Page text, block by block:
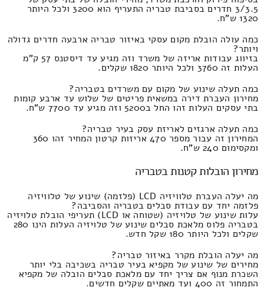
3/3.5 חדרים בסביבת טבריה התעריף הוא 3200 ולכל היותר
1320 ש"ח.
כמה עולה הובלת מקום עסקי באיזור טבריה ארבעה חדרים גדולה
ויותר?
בזיווג עבודות אריזה של משרד וזה מגיע עד דיסטנס 57 ק"מ
העלות זה 3760 ולכל היותר 1820 שקלים.
כמה תעלה שינוע של מקום עם משרדים בטבריה?
מחירון העברת דירה במשאית פריטים של שלוש עד ארבע קומות
בתי עסקים העלות זהו החל ב5200 וזה מגיע עד 7700 ש"ח.
כמה תעלה ארגזים לאריזת עסק בעיר טבריה?
המחירון זה עבור מספר 470 אריזות קרטון המחיר זהו 360
ומקסימום 240 ש"ח.
מחירון הובלות קטנות בטבריה
מה יעלה העברת טלוויזיה LCD (פלזמה) שינוע של טלוויזיה
פלזמה יחד עם עבודת סבלים בטבריה והסביבה?
עלות שינוע של טלויזיה (שטוחה או LCD) תעריפי הובלת טלויזיה
בטבריה פלוס מלאכת סבלים שינוע של טלויזיה העלות הינו 280
שקלים ולכל היותר 180 שקל חדש.
מה יעלה הובלת מקרר באיזור טבריה?
מחירים של שינוע של מקפיא בעיר טבריה בשכיבה בלי יותר
השכרת מנוף אם צריך יחד עם מלאכת סבלים הובלה של מקפיא
התמחור זה 400 ועד מאתיים שקלים חדשים.